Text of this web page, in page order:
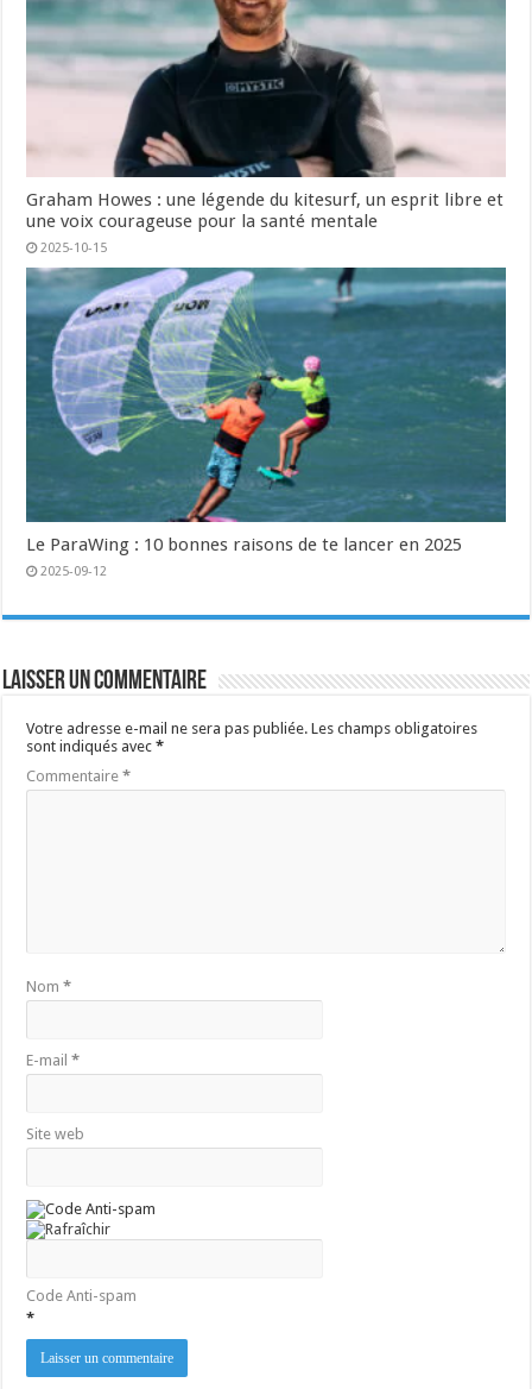
Graham Howes : une légende du kitesurf, un esprit libre et
une voix courageuse pour la santé mentale
2025-10-15
Le ParaWing : 10 bonnes raisons de te lancer en 2025
2025-09-12
Laisser un commentaire
Votre adresse e-mail ne sera pas publiée. Les champs obligatoires
sont indiqués avec*
Commentaire*
Nom*
E-mail*
Site web
Code Anti-spam
*